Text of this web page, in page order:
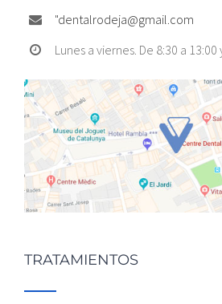
"dentalrodeja@gmail.com
Lunes a viernes. De 8:30 a
TRATAMIENTOS